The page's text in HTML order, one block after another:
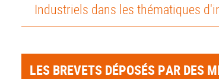
Industriels dans les thématiques
LES BREVETS DÉPOSÉS PAR DES